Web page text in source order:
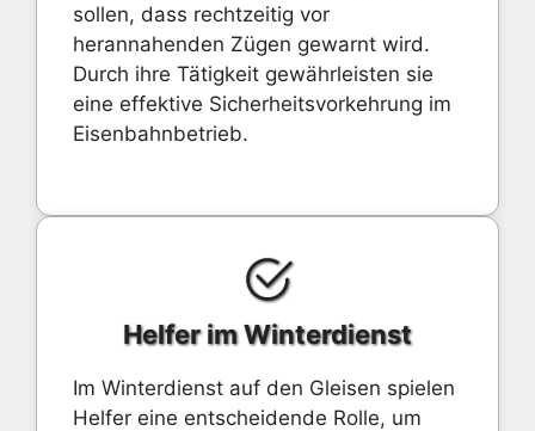
sollen, dass rechtzeitig vor
herannahenden Zügen gewarnt wird.
Durch ihre Tätigkeit gewährleisten sie
eine effektive Sicherheitsvorkehrung im
Eisenbahnbetrieb.
Helfer im Winterdienst
Im Winterdienst auf den Gleisen spielen
Helfer eine entscheidende Rolle, um